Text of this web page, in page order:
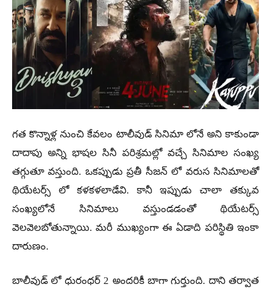
గత కొన్నాళ్ల నుంచి కేవలం టాలీవుడ్ సినిమా లోనే అని కాకుండా
దాదాపు అన్ని భాషల సినీ పరిశ్రమల్లో వచ్చే సినిమాల సంఖ్య
తగ్గుతూ వస్తుంది. ఒకప్పుడు ప్రతీ సీజన్ లో వరుస సినిమాలతో
థియేటర్స్ లో కళకళలాడేవి. కానీ ఇప్పుడు చాలా తక్కువ
సంఖ్యలోనే సినిమాలు వస్తుండడంతో థియేటర్స్
వెలవెలబోతున్నాయి. మరీ ముఖ్యంగా ఈ ఏడాది పరిస్థితి ఇంకా
దారుణం.
బాలీవుడ్ లో ధురంధర్ 2 అందరికీ బాగా గుర్తుంది. దాని తర్వాత